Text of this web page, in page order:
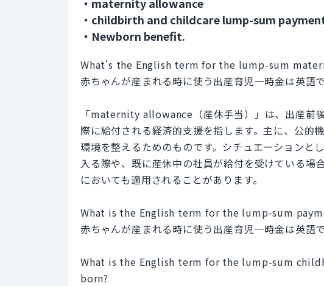
・childbirth and childcare lump-sum
・Newborn benefit.
What's the English term for the lump-sum
赤ちゃんが産まれる時に使う出産育児一時金は英語
「maternity allowance（産休手当）」は、出産前
際に給付される経済的支援を指します。主に、公的
環境を整えるためのものです。シチュエーションと
入る際や、既に産休中の社員が給付を受けている場
においても適用されることがあります。
What is the English term for the lump-sum
赤ちゃんが産まれる時に使う出産育児一時金は英語
What is the English term for the lump-sum
born?